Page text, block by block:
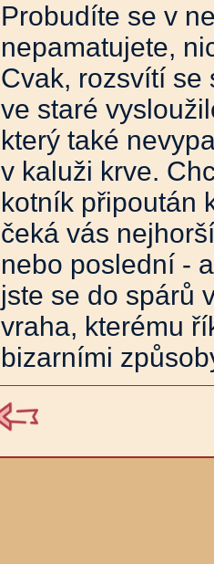
Probudíte se v
nepamatujete,
Cvak, rozsvítí se
ve staré
který také
v kaluži krve.
kotník připoután
čeká vás
nebo poslední -
jste se do spárů
vraha, kterému
bizarními